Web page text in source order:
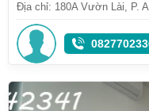
Địa chỉ: 180A Vườn Lài, P.